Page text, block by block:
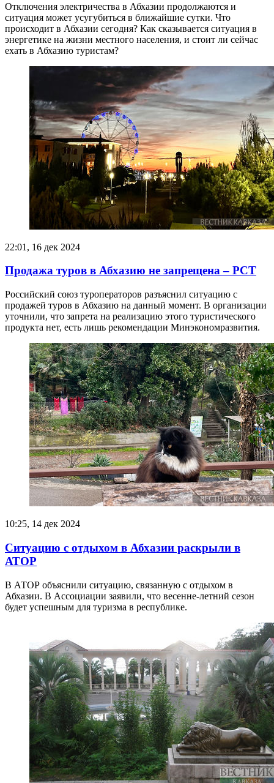
Отключения электричества в Абхазии продолжаются и
ситуация может усугубиться в ближайшие сутки. Что
происходит в Абхазии сегодня? Как сказывается ситуация в
энергетике на жизни местного населения, и стоит ли сейчас
ехать в Абхазию туристам?
22:01, 16 дек 2024
Продажа туров в Абхазию не запрещена – РСТ
Российский союз туроператоров разъяснил ситуацию с
продажей туров в Абхазию на данный момент. В организации
уточнили, что запрета на реализацию этого туристического
продукта нет, есть лишь рекомендации Минэкономразвития.
10:25, 14 дек 2024
Ситуацию с отдыхом в Абхазии раскрыли в
АТОР
В АТОР объяснили ситуацию, связанную с отдыхом в
Абхазии. В Ассоциации заявили, что весенне-летний сезон
будет успешным для туризма в республике.